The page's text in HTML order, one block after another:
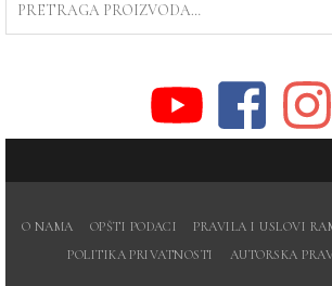
ZA:
O NAMA OPŠTI PODACI
PRAVILA I USLOVI
POLITIKA PRIVATNOSTI
AUTORSKA